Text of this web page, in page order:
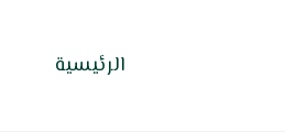
الرئيسية